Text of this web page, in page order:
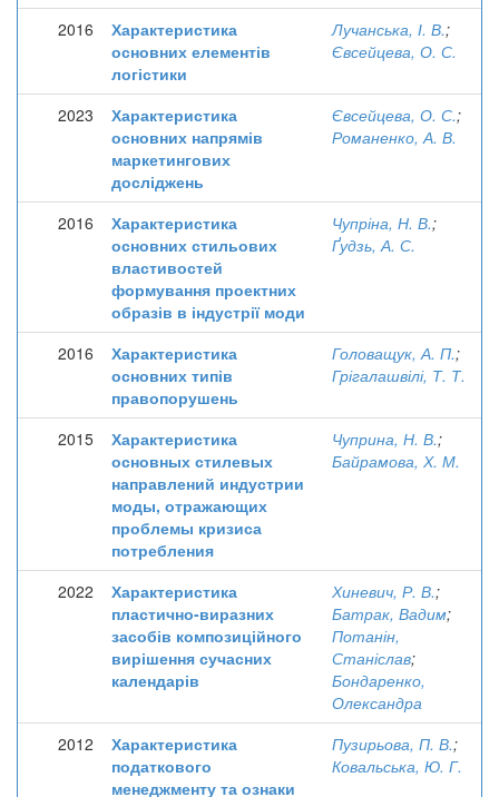
2016
Характеристика
основних елементів
логістики
Лучанська, І. В.;
Євсейцева, О. С.
2023
Характеристика
основних напрямів
маркетингових
досліджень
Євсейцева, О. С.;
Романенко, А. В.
2016
Характеристика
основних стильових
властивостей
формування проектних
образів в індустрії моди
Чупріна, Н. В.;
Ґудзь, А. С.
2016
Характеристика
основних типів
правопорушень
Головащук, А. П.;
Грігалашвілі, Т. Т.
2015
Характеристика
основных стилевых
направлений индустрии
моды, отражающих
проблемы кризиса
потребления
Чуприна, Н. В.;
Байрамова, Х. М.
2022
Характеристика
пластично-виразних
засобів композиційного
вирішення сучасних
календарів
Хиневич, Р. В.;
Батрак, Вадим;
Потанін,
Станіслав;
Бондаренко,
Олександра
2012
Характеристика
податкового
менеджменту та ознаки
Пузирьова, П. В.;
Ковальська, Ю. Г.